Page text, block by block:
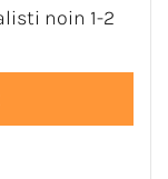
noin 1-2